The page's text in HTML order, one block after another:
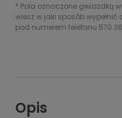
* Pola oznaczone gwiazdką
wiesz w jaki sposób
pod numerem telefonu 570
Opis